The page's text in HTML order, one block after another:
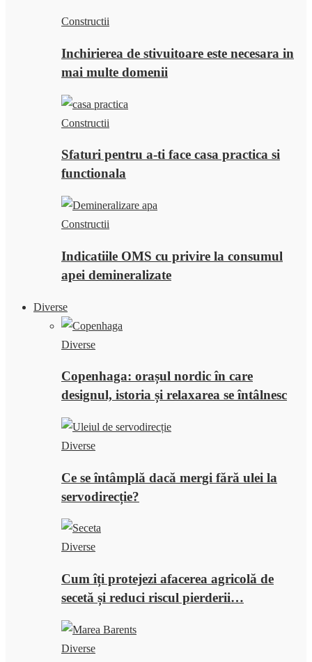
Constructii
Inchirierea de stivuitoare este necesara in
mai multe domenii
Constructii
Sfaturi pentru a-ti face casa practica si
functionala
Constructii
Indicatiile OMS cu privire la consumul
apei demineralizate
Diverse
Diverse
Copenhaga: orașul nordic în care
designul, istoria și relaxarea se întâlnesc
Diverse
Ce se întâmplă dacă mergi fără ulei la
servodirecție?
Diverse
Cum îți protejezi afacerea agricolă de
secetă și reduci riscul pierderii…
Diverse